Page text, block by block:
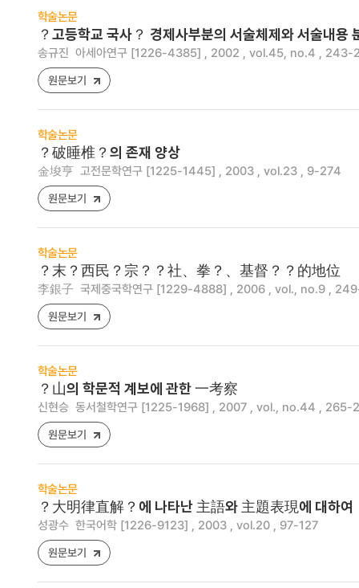
학술논문
？고등학교 국사？ 경제사부분의 서술체제와 서술내용
송규진 아세아연구 [1226-4385] , 2002 , vol.45, no.4 , 243-
원문보기
학술논문
？破睡椎？의 존재 양상
金埈亨 고전문학연구 [1225-1445] , 2003 , vol.23 , 9-274
원문보기
학술논문
？末？西民？宗？？社、拳？、基督？？的地位
李銀子 국제중국학연구 [1229-4888] , 2006 , vol., no.9 ,
원문보기
학술논문
？山의 학문적 계보에 관한 一考察
신현승 동서철학연구 [1225-1968] , 2007 , vol., no.44 , 265-
원문보기
학술논문
？大明律直解？에 나타난 主語와 主題表現에 대하여
성광수 한국어학 [1226-9123] , 2003 , vol.20 , 97-127
원문보기